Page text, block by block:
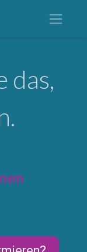
das,